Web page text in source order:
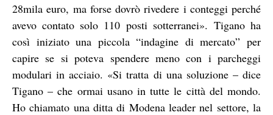
28mila euro, ma forse dovrò rivedere i conteggi perché
avevo contato solo 110 posti sotterranei». Tigano ha
così iniziato una piccola “indagine di mercato” per
capire se si poteva spendere meno con i parcheggi
modulari in acciaio. «Si tratta di una soluzione – dice
Tigano – che ormai usano in tutte le città del mondo.
Ho chiamato una ditta di Modena leader nel settore, la